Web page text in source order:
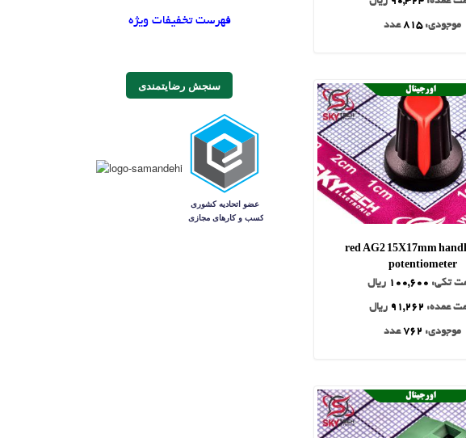
فهرست تخفیفات ویژه
سنجش رضایتمندی
موجودی:815عدد
red AG2 15X17mm
potentiometer
تکی: 100,600 ریال
عمده: 91,262 ریال
موجودی: 762عدد